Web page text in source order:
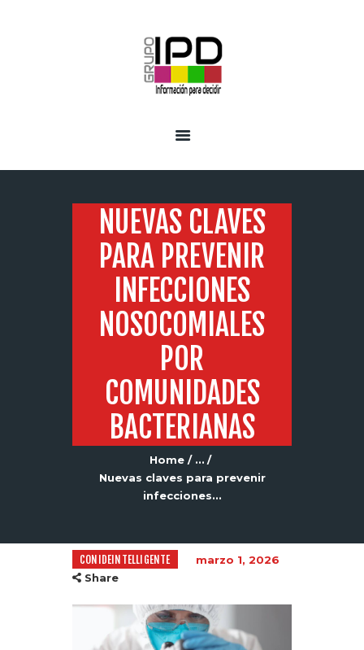
NUEVAS CLAVES
PARA PREVENIR
INFECCIONES
NOSOCOMIALES
POR
COMUNIDADES
BACTERIANAS
Home
...
Nuevas claves para prevenir
infecciones...
CONIDEINTELLIGENTE
marzo 1, 2026
Share